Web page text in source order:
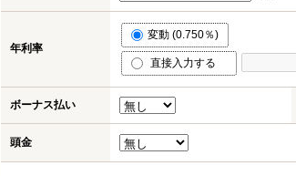
年利率
変動 (0.750％)
直接入力する
ボーナス払い
頭金